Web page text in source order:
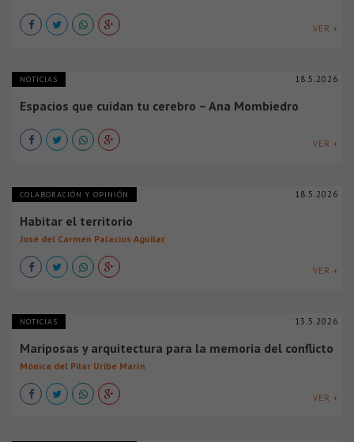
VER +
NOTICIAS 18.5.2026
Espacios que cuidan tu cerebro – Ana Mombiedro
VER +
COLABORACIÓN Y OPINIÓN 18.5.2026
Habitar el territorio
José del Carmen Palacios Aguilar
VER +
NOTICIAS 13.5.2026
Mariposas y arquitectura para la memoria del conflicto
Mónica del Pilar Uribe Marín
VER +